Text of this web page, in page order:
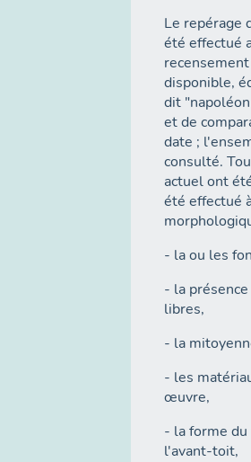
Le repérage
été effectué
disponible,
dit
et de
date ;
consulté.
actuel ont
été effectué
- la ou les
- la
libres,
- la
- les
œuvre,
- la forme
l'avant-toit,